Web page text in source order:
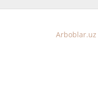
Arboblar.uz